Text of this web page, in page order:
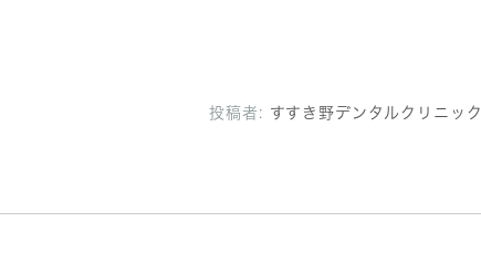
投稿者: すすき野デンタルクリニック